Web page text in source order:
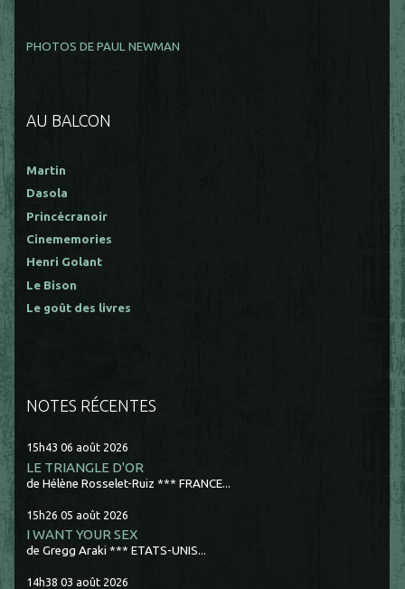
PHOTOS DE PAUL NEWMAN
AU BALCON
Martin
Dasola
Princécranoir
Cinememories
Henri Golant
Le Bison
Le goût des livres
NOTES RÉCENTES
15h43 06 août 2026
LE TRIANGLE D'OR
de Hélène Rosselet-Ruiz *** FRANCE...
15h26 05 août 2026
I WANT YOUR SEX
de Gregg Araki *** ETATS-UNIS...
14h38 03 août 2026